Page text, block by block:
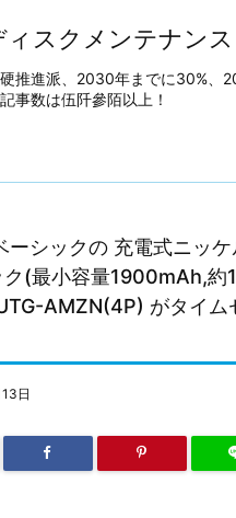
ィスクメンテナンス
推進派、2030年までに30%、
事数は伍阡參陌以上！
ーシックの 充電式ニッ
ク(最小容量1900mAh,約
AMZN(4P) がタイム
日